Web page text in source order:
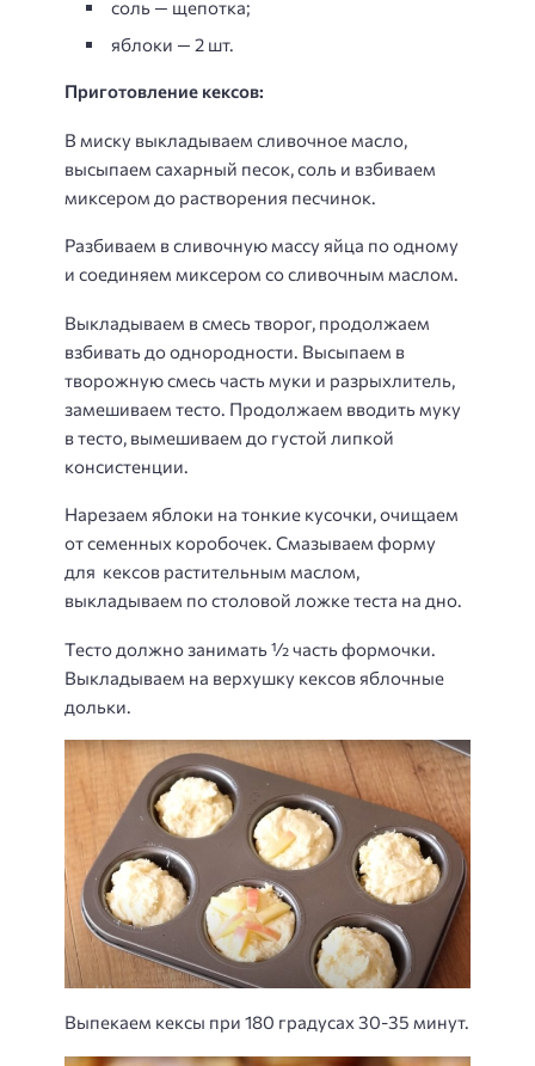
соль — щепотка;
яблоки — 2 шт.
Приготовление кексов:
В миску выкладываем сливочное масло,
высыпаем сахарный песок, соль и взбиваем
миксером до растворения песчинок.
Разбиваем в сливочную массу яйца по одному
и соединяем миксером со сливочным маслом.
Выкладываем в смесь творог, продолжаем
взбивать до однородности. Высыпаем в
творожную смесь часть муки и разрыхлитель,
замешиваем тесто. Продолжаем вводить муку
в тесто, вымешиваем до густой липкой
консистенции.
Нарезаем яблоки на тонкие кусочки, очищаем
от семенных коробочек. Смазываем форму
для кексов растительным маслом,
выкладываем по столовой ложке теста на дно.
Тесто должно занимать ½ часть формочки.
Выкладываем на верхушку кексов яблочные
дольки.
Выпекаем кексы при 180 градусах 30-35 минут.